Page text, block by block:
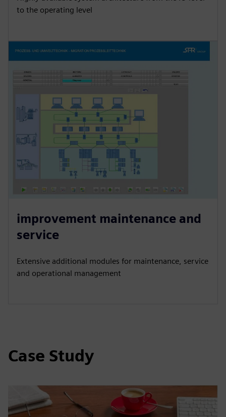
to the operating level
improvement maintenance and
service
Extensive additional modules for maintenance, service
and operational management
Case Study